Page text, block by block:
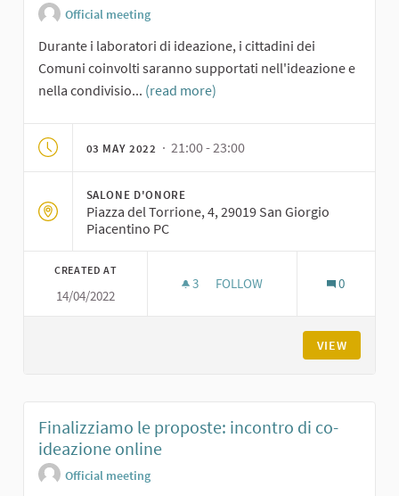
Official meeting
Durante i laboratori di ideazione, i cittadini dei
Comuni coinvolti saranno supportati nell'ideazione e
nella condivisio... (read more)
03 MAY 2022 · 21:00 - 23:00
SALONE D'ONORE
Piazza del Torrione, 4, 29019 San Giorgio
Piacentino PC
CREATED AT
14/04/2022
3 3 FOLLOWERS
FOLLOW 0
VIEW
Finalizziamo le proposte: incontro di co-
ideazione online
Official meeting